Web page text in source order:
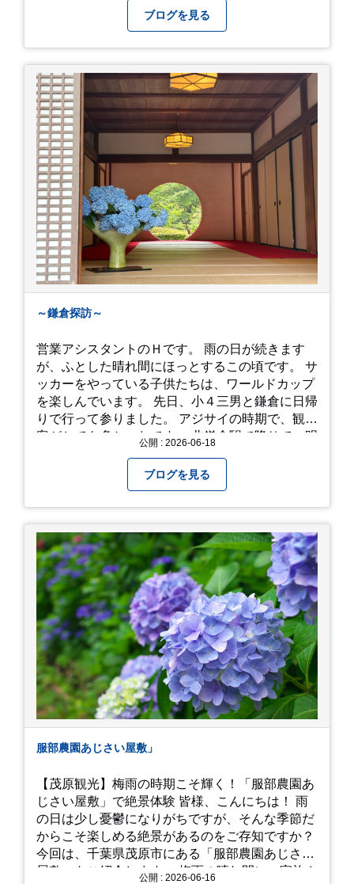
ブログを見る
～鎌倉探訪～
営業アシスタントのＨです。 雨の日が続きます
が、ふとした晴れ間にほっとするこの頃です。 サ
ッカーをやっている子供たちは、ワールドカップ
を楽しんでいます。 先日、小４三男と鎌倉に日帰
りで行って参りました。 アジサイの時期で、観光
客がとても多かったです。 北鎌倉駅で降りて、明
器を購入⇒お昼ご飯⇒鶴岡八幡宮⇒江ノ電で大仏
へ。 江ノ島は時間切れで断念！ 明月院のアジサ
イは白にフチが紫のが特に素敵だと思いました。
中１次男が小学校の修学旅行で鎌倉に行った時に
お昼を食べてお勧めという「玉子焼おざわ」のだ
し巻き卵はとてもおいしかったです。 鶴岡八幡宮
のハスは時期が早かったですが、来月は見事だろ
うなぁ。 それでは、皆さん、梅雨冷えの日もござ
いますが、お元気でお過ごし下さい。
公開 : 2026-06-18
ブログを見る
服部農園あじさい屋敷」
【茂原観光】梅雨の時期こそ輝く！「服部農園あ
じさい屋敷」で絶景体験 皆様、こんにちは！ 雨
の日は少し憂鬱になりがちですが、そんな季節だ
からこそ楽しめる絶景があるのをご存知ですか？
今回は、千葉県茂原市にある「服部農園あじさい
屋敷」をご紹介します。 梅雨の晴れ間に、家族や
公開 : 2026-06-16